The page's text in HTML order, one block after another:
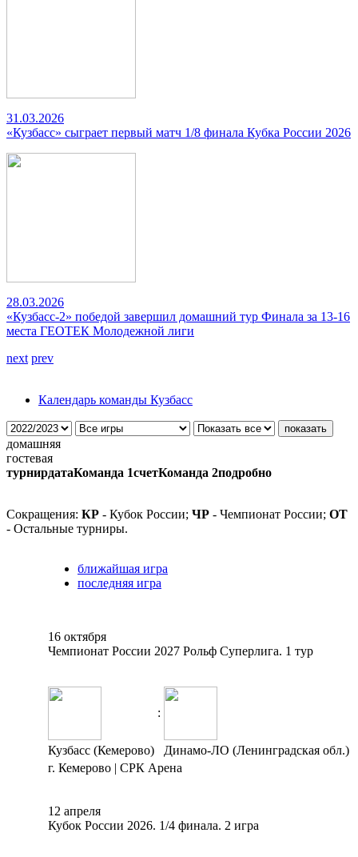
31.03.2026
«Кузбасс» сыграет первый матч 1/8 финала Кубка России 2026
28.03.2026
«Кузбасс-2» победой завершил домашний тур Финала за 13-16
места ГЕОТЕК Молодежной лиги
next prev
Календарь команды Кузбасс
домашняя
гостевая
турнирдатаКоманда 1счетКоманда 2подробно
Сокращения: КР - Кубок России; ЧР - Чемпионат России; ОТ
- Остальные турниры.
ближайшая игра
последняя игра
16 октября
Чемпионат России 2027 Рольф Суперлига. 1 тур
:
Кузбасс (Кемерово)
Динамо-ЛО (Ленинградская обл.)
г. Кемерово | СРК Арена
12 апреля
Кубок России 2026. 1/4 финала. 2 игра